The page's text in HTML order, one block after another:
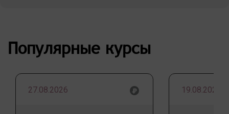
Популярные курсы
27.08.2026 19.08.2026